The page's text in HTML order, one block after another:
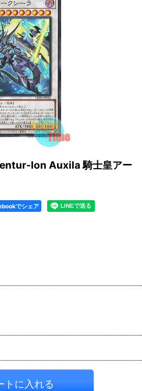
Ion Auxila 騎士皇アー
でシェア
トに入れる